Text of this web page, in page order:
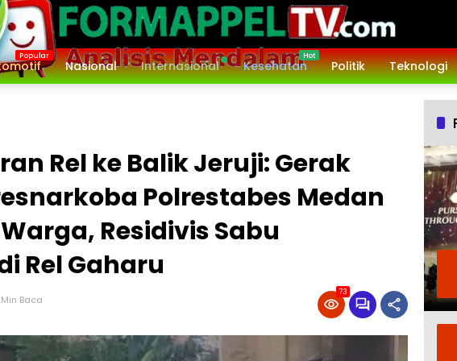
Nasional Internasional Kesehatan Politik Teknologi
Rel ke Balik Jeruji: Gerak
Polrestabes Medan
Residivis Sabu
Rel Gaharu
Baca
73